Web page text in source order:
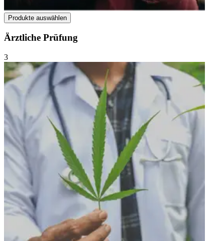
Produkte auswählen
Ärztliche Prüfung
3